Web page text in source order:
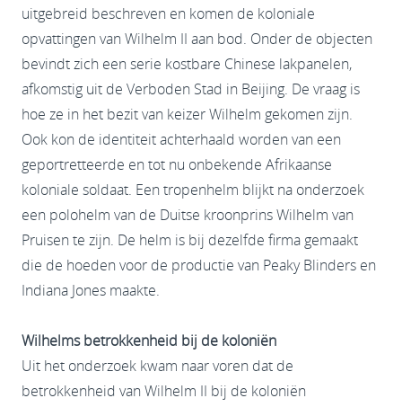
uitgebreid beschreven en komen de koloniale
opvattingen van Wilhelm II aan bod. Onder de objecten
bevindt zich een serie kostbare Chinese lakpanelen,
afkomstig uit de Verboden Stad in Beijing. De vraag is
hoe ze in het bezit van keizer Wilhelm gekomen zijn.
Ook kon de identiteit achterhaald worden van een
geportretteerde en tot nu onbekende Afrikaanse
koloniale soldaat. Een tropenhelm blijkt na onderzoek
een polohelm van de Duitse kroonprins Wilhelm van
Pruisen te zijn. De helm is bij dezelfde firma gemaakt
die de hoeden voor de productie van Peaky Blinders en
Indiana Jones maakte.
Wilhelms betrokkenheid bij de koloniën
Uit het onderzoek kwam naar voren dat de
betrokkenheid van Wilhelm II bij de koloniën